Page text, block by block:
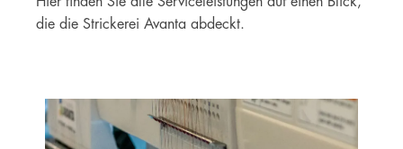
die die Strickerei Avanta abdeckt.